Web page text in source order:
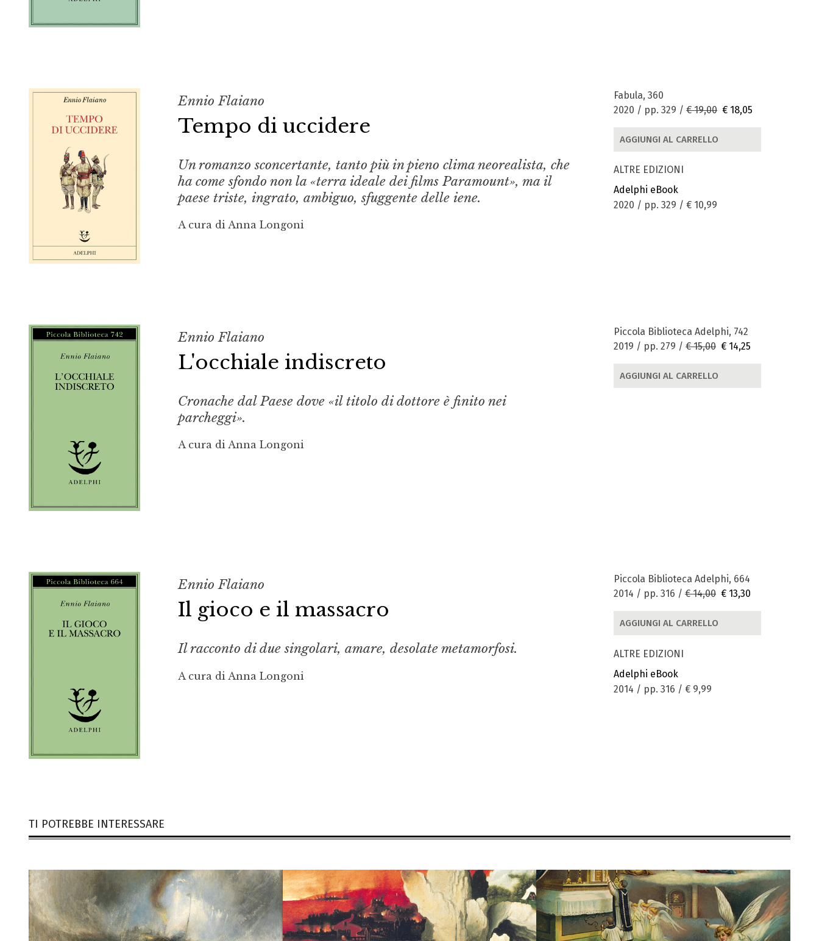
Ennio Flaiano
Tempo di uccidere
Un romanzo sconcertante, tanto più in pieno clima neorealista, che
ha come sfondo non la «terra ideale dei films Para­mount», ma il
paese triste, ingrato, ambi­guo, sfuggente delle iene.
A cura di Anna Longoni
Fabula, 360
2020 / pp. 329 / € 19,00 € 18,05
AGGIUNGI AL CARRELLO
ALTRE EDIZIONI
Adelphi eBook
2020 / pp. 329 / € 10,99
Ennio Flaiano
L'occhiale indiscreto
Cronache dal Paese dove «il titolo di dottore è finito nei
parcheggi».
A cura di Anna Longoni
Piccola Biblioteca Adelphi, 742
2019 / pp. 279 / € 15,00 € 14,25
AGGIUNGI AL CARRELLO
Ennio Flaiano
Il gioco e il massacro
Il racconto di due singolari, amare, desolate metamorfosi.
A cura di Anna Longoni
Piccola Biblioteca Adelphi, 664
2014 / pp. 316 / € 14,00 € 13,30
AGGIUNGI AL CARRELLO
ALTRE EDIZIONI
Adelphi eBook
2014 / pp. 316 / € 9,99
TI POTREBBE INTERESSARE